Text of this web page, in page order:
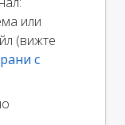
или
(вижте
с